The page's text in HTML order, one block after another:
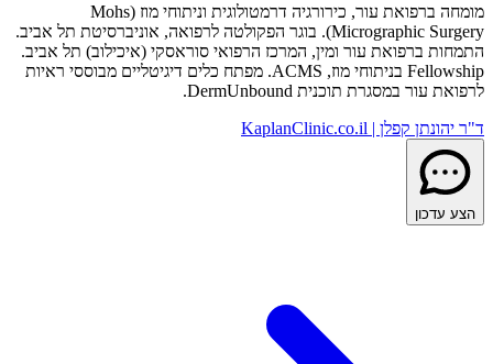
מומחה ברפואת עור, כירורגיה דרמטולוגית וניתוחי מוז (Mohs
Micrographic Surgery). בוגר הפקולטה לרפואה, אוניברסיטת תל אביב.
התמחות ברפואת עור ומין, המרכז הרפואי סוראסקי (איכילוב) תל אביב.
Fellowship בניתוחי מוז, ACMS. מפתח כלים דיגיטליים מבוססי ראיות
לרפואת עור במסגרת תוכנית DermUnbound.
ד"ר יהונתן קפלן | KaplanClinic.co.il
הצע עדכון